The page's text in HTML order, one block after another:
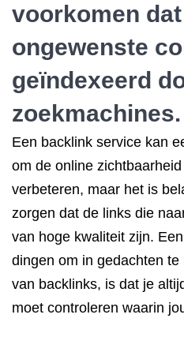
voorkomen
ongewenste
geïndexeerd
zoekmachines.
Een backlink service kan
om de online
verbeteren, maar het is
zorgen dat de links die
van hoge kwaliteit zijn.
dingen om in gedachten
van backlinks, is dat je
moet controleren waarin